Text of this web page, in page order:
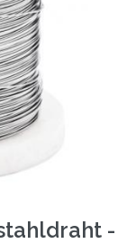
-